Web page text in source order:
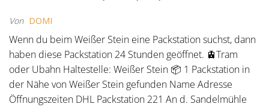
Von DOMI
Wenn du beim Weißer Stein eine Packstation suchst, dann
haben diese Packstation 24 Stunden geöffnet. 🚊Tram
oder Ubahn Haltestelle: Weißer Stein 📦 1 Packstation in
der Nähe von Weißer Stein gefunden Name Adresse
Öffnungszeiten DHL Packstation 221 An d. Sandelmühle